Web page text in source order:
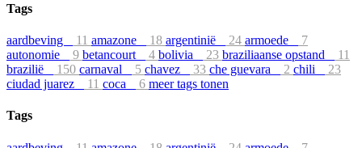
Tags
aardbeving 11 amazone 18 argentinië 24 armoede
7
autonomie
9 betancourt 4 bolivia 23 braziliaanse opstand
11
brazilië
150 carnaval 5 chavez 33 che guevara 2 chili
23
ciudad juarez
11 coca 6 meer tags tonen
Tags